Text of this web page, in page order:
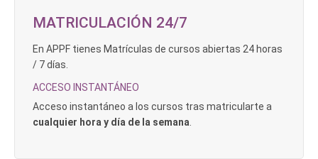
MATRICULACIÓN 24/7
En APPF tienes Matrículas de cursos abiertas 24 horas
/ 7 días.
ACCESO INSTANTÁNEO
Acceso instantáneo a los cursos tras matricularte a
cualquier hora y día de la semana.